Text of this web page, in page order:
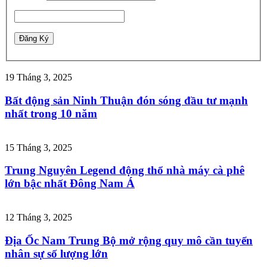
19 Tháng 3, 2025
Bất động sản Ninh Thuận đón sóng đầu tư mạnh
nhất trong 10 năm
15 Tháng 3, 2025
Trung Nguyên Legend động thổ nhà máy cà phê
lớn bậc nhất Đông Nam Á
12 Tháng 3, 2025
Địa Ốc Nam Trung Bộ mở rộng quy mô cần tuyển
nhân sự số lượng lớn